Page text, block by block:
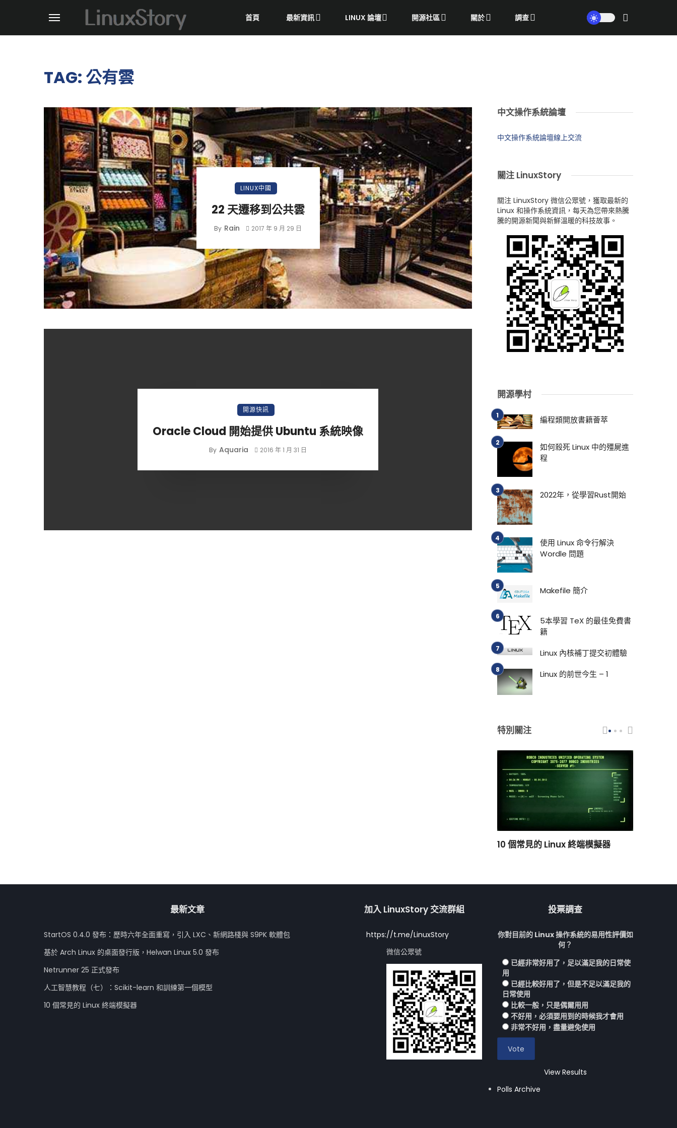
首頁 最新資訊 LINUX 論壇 開源社區 關於 調查
TAG: 公有雲
LINUX中國
22 天遷移到公共雲
By Rain 2017 年 9 月 29 日
開源快訊
Oracle Cloud 開始提供 Ubuntu 系統映像
By Aquaria 2016 年 1 月 31 日
中文操作系統論壇
中文操作系統論壇線上交流
關注 LinuxStory
關注 LinuxStory 微信公眾號，獲取最新的
Linux 和操作系統資訊，每天為您帶來熱騰
騰的開源新聞與新鮮溫暖的科技故事。
開源學村
編程類開放書籍薈萃
如何殺死 Linux 中的殭屍進
程
2022年，從學習Rust開始
使用 Linux 命令行解決
Wordle 問題
Makefile 簡介
5本學習 TeX 的最佳免費書
籍
Linux 內核補丁提交初體驗
Linux 的前世今生 – 1
特別關注
10 個常見的 Linux 終端模擬器
最新文章
StartOS 0.4.0 發布：歷時六年全面重寫，引入 LXC、新網路棧與 S9PK 軟體包
基於 Arch Linux 的桌面發行版，Helwan Linux 5.0 發布
Netrunner 25 正式發布
人工智慧教程（七）：Scikit-learn 和訓練第一個模型
10 個常見的 Linux 終端模擬器
加入 LinuxStory 交流群組
https://t.me/LinuxStory
微信公眾號
投票調查
你對目前的 Linux 操作系統的易用性評價如
何？
已經非常好用了，足以滿足我的日常使
用
已經比較好用了，但是不足以滿足我的
日常使用
比較一般，只是偶爾用用
不好用，必須要用到的時候我才會用
非常不好用，盡量避免使用
View Results
Polls Archive